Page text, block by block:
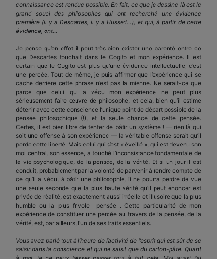
connaissance est rendue possible. En fait, ce que je dessine là est le
grand souci des philosophes qui ont recherché une évidence
première (il y a Descartes, il y a Husserl…), et qui, à partir de cette
évidence, ont…
Je pense qu’en effet il peut très bien exister une parenté entre ce
que Descartes touchait dans le Cogito et mon expérience. Il est
certain que le Cogito est plus qu’une évidence intellectuelle, c’est
une percée. Tout de même, je puis affirmer que l’expérience qui se
cache derrière cette phrase n’est pas la mienne. Ne serait-ce que
parce que celui qui a vécu mon expérience ne peut plus
sérieusement faire œuvre de philosophe, et cela, bien qu’il estime
détenir avec cette conscience l’unique point de départ possible de la
pensée philosophique (!), et la seule chance de cette pensée.
Certes, il est bien libre de tenter de bâtir un système ! — rien là qui
soit une offense à son expérience — la véritable offense serait qu’il
perde cette liberté. Mais celui qui s’est « éveillé », qui est devenu son
moi central, son essence, a touché l’inconsistance fondamentale de
la vie psychologique, de la pensée, de la vérité. Et si un jour il est
conduit, probablement par la volonté de parvenir à rendre compte de
ce qu’il a vécu, à bâtir une philosophie, il ne pourra perdre de vue
une seule seconde que la plus haute vérité qu’il peut énoncer est
privée de réalité, est exactement aussi irréelle et illusoire que la plus
humble ou la plus frivole pensée . Cette particularité de mon
expérience de constituer une percée au travers de la pensée, de la
vérité, est, par ailleurs, l’un de ses traits essentiels.
Vous avez parlé tout à l’heure de l’activité de l’esprit qui est sûr de se
saisir dans la conscience et qui ne saisit que du carton-pâte. Quant